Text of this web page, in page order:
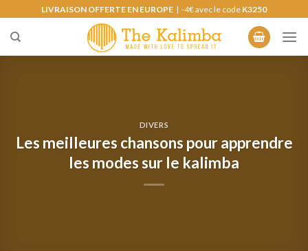
content
LIVRAISON OFFERTE EN EUROPE | -4€ avec le code K3250
DIVERS
Les meilleures chansons pour apprendre
les modes sur le kalimba